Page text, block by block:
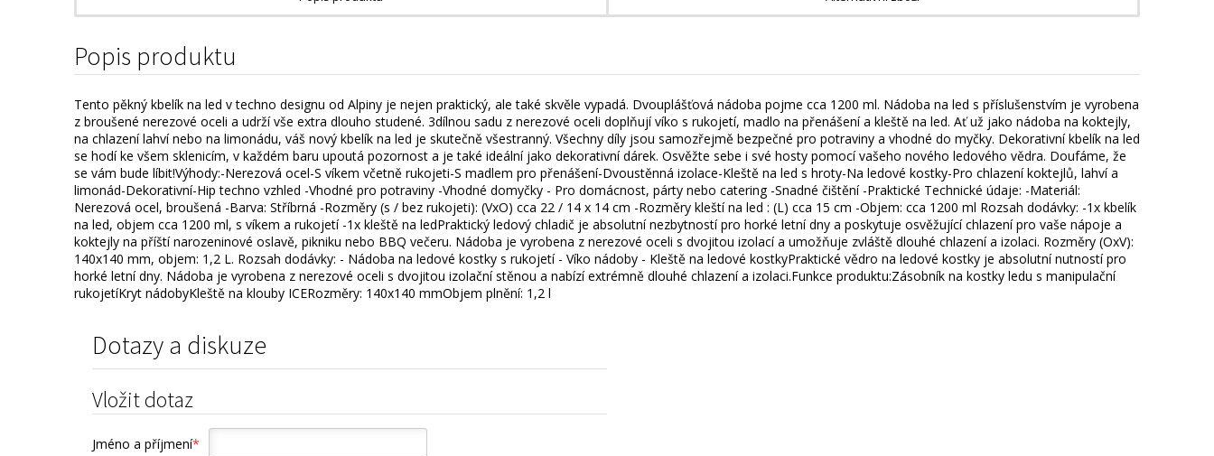
Popis produktu
Tento pěkný kbelík na led v techno designu od Alpiny je nejen praktický, ale také skvěle vypadá. Dvouplášťová nádoba pojme cca 1200 ml. Nádoba na led s příslušenstvím je vyrobena
z broušené nerezové oceli a udrží vše extra dlouho studené. 3dílnou sadu z nerezové oceli doplňují víko s rukojetí, madlo na přenášení a kleště na led. Ať už jako nádoba na koktejly,
na chlazení lahví nebo na limonádu, váš nový kbelík na led je skutečně všestranný. Všechny díly jsou samozřejmě bezpečné pro potraviny a vhodné do myčky. Dekorativní kbelík na led
se hodí ke všem sklenicím, v každém baru upoutá pozornost a je také ideální jako dekorativní dárek. Osvěžte sebe i své hosty pomocí vašeho nového ledového vědra. Doufáme, že
se vám bude líbit!Výhody:-Nerezová ocel-S víkem včetně rukojeti-S madlem pro přenášení-Dvoustěnná izolace-Kleště na led s hroty-Na ledové kostky-Pro chlazení koktejlů, lahví a
limonád-Dekorativní-Hip techno vzhled -Vhodné pro potraviny -Vhodné domyčky - Pro domácnost, párty nebo catering -Snadné čištění -Praktické Technické údaje: -Materiál:
Nerezová ocel, broušená -Barva: Stříbrná -Rozměry (s / bez rukojeti): (VxO) cca 22 / 14 x 14 cm -Rozměry kleští na led : (L) cca 15 cm -Objem: cca 1200 ml Rozsah dodávky: -1x kbelík
na led, objem cca 1200 ml, s víkem a rukojetí -1x kleště na ledPraktický ledový chladič je absolutní nezbytností pro horké letní dny a poskytuje osvěžující chlazení pro vaše nápoje a
koktejly na příští narozeninové oslavě, pikniku nebo BBQ večeru. Nádoba je vyrobena z nerezové oceli s dvojitou izolací a umožňuje zvláště dlouhé chlazení a izolaci. Rozměry (OxV):
140x140 mm, objem: 1,2 L. Rozsah dodávky: - Nádoba na ledové kostky s rukojetí - Víko nádoby - Kleště na ledové kostkyPraktické vědro na ledové kostky je absolutní nutností pro
horké letní dny. Nádoba je vyrobena z nerezové oceli s dvojitou izolační stěnou a nabízí extrémně dlouhé chlazení a izolaci.Funkce produktu:Zásobník na kostky ledu s manipulační
rukojetíKryt nádobyKleště na klouby ICERozměry: 140x140 mmObjem plnění: 1,2 l
Dotazy a diskuze
Vložit dotaz
Jméno a příjmení*